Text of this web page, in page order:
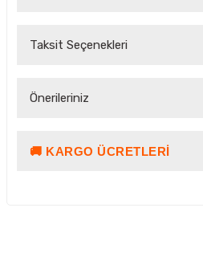
Taksit Seçenekleri
Önerileriniz
Bu ürünün fiyat bilgisi, resim, ürün
🚚 KARGO ÜCRETLERI